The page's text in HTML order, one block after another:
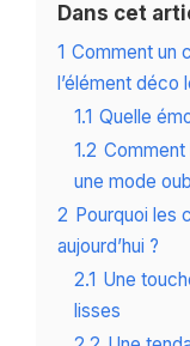
Dans cet
1 Comment un
l’élément
1.1 Quelle
1.2 Comment
une mode
2 Pourquoi les
aujourd’hui ?
2.1 Une
lisses